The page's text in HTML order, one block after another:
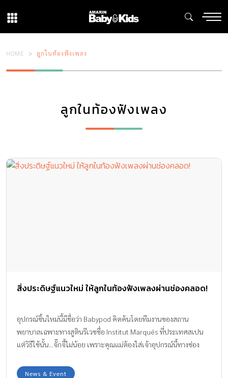
HOME ลูกในท้องฟังเพลง
ลูกในท้องฟังเพลง
สิ่งประดิษฐ์แนวใหม่ ให้ลูกในท้องฟังเพลงผ่านช่องคลอด!
อุปกรณ์ชิ้นใหม่นี้มีชื่อว่า Babypod คิดค้นโดยทีมงานของสถาน
พยาบาลเฉพาะทางสูตินรีเวชชื่อ Institut Marqués ที่ประเทศสเปน
แต่วิธีใช้นั้น...จั๊กจี้ไม่น้อย เพราะคุณแม่ต้องใส่เจ้าอุปกรณ์นี้ทางช่อง
News & Event